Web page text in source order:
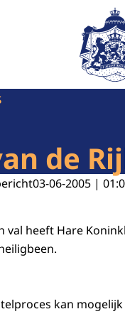
Naar
de
03-06-2005 |
val heeft Hare
kan